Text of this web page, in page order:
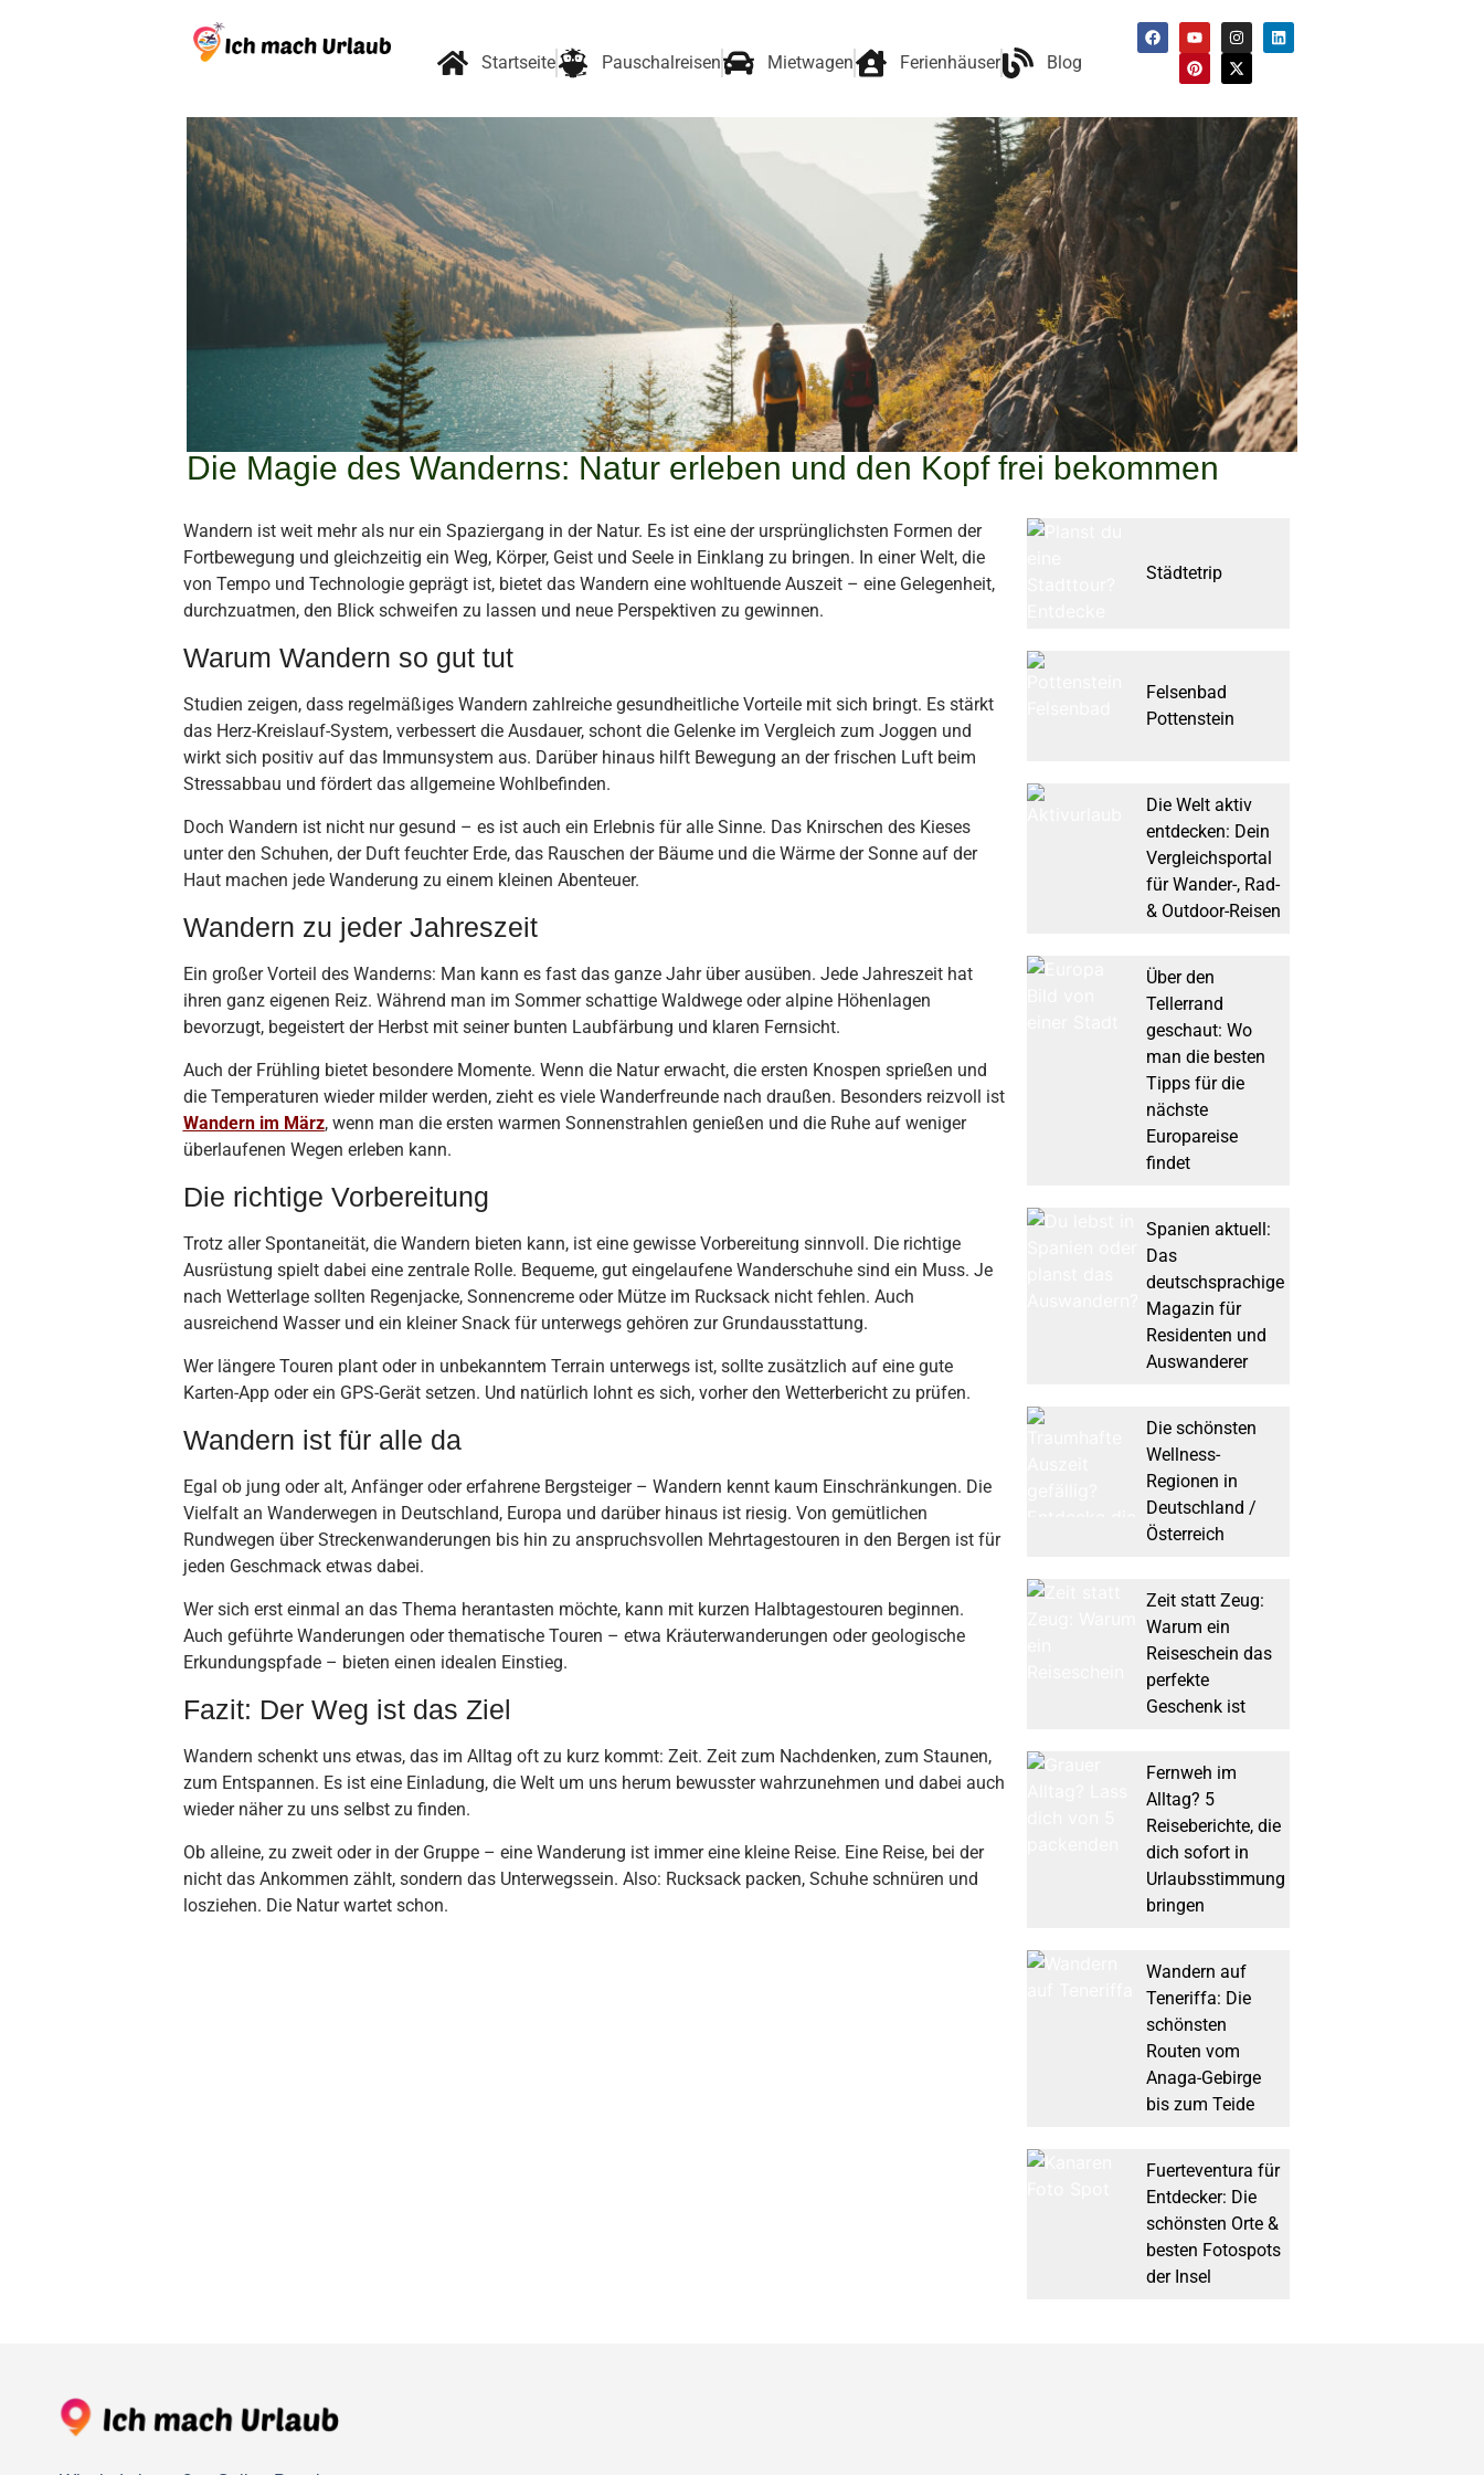
Startseite Pauschalreisen Mietwagen Ferienhäuser Blog
Die Magie des Wanderns: Natur erleben und den Kopf frei bekommen
Wandern ist weit mehr als nur ein Spaziergang in der Natur. Es ist eine der ursprünglichsten Formen der
Fortbewegung und gleichzeitig ein Weg, Körper, Geist und Seele in Einklang zu bringen. In einer Welt, die
von Tempo und Technologie geprägt ist, bietet das Wandern eine wohltuende Auszeit – eine Gelegenheit,
durchzuatmen, den Blick schweifen zu lassen und neue Perspektiven zu gewinnen.
Warum Wandern so gut tut
Studien zeigen, dass regelmäßiges Wandern zahlreiche gesundheitliche Vorteile mit sich bringt. Es stärkt
das Herz-Kreislauf-System, verbessert die Ausdauer, schont die Gelenke im Vergleich zum Joggen und
wirkt sich positiv auf das Immunsystem aus. Darüber hinaus hilft Bewegung an der frischen Luft beim
Stressabbau und fördert das allgemeine Wohlbefinden.
Doch Wandern ist nicht nur gesund – es ist auch ein Erlebnis für alle Sinne. Das Knirschen des Kieses
unter den Schuhen, der Duft feuchter Erde, das Rauschen der Bäume und die Wärme der Sonne auf der
Haut machen jede Wanderung zu einem kleinen Abenteuer.
Wandern zu jeder Jahreszeit
Ein großer Vorteil des Wanderns: Man kann es fast das ganze Jahr über ausüben. Jede Jahreszeit hat
ihren ganz eigenen Reiz. Während man im Sommer schattige Waldwege oder alpine Höhenlagen
bevorzugt, begeistert der Herbst mit seiner bunten Laubfärbung und klaren Fernsicht.
Auch der Frühling bietet besondere Momente. Wenn die Natur erwacht, die ersten Knospen sprießen und
die Temperaturen wieder milder werden, zieht es viele Wanderfreunde nach draußen. Besonders reizvoll ist
Wandern im März, wenn man die ersten warmen Sonnenstrahlen genießen und die Ruhe auf weniger
überlaufenen Wegen erleben kann.
Die richtige Vorbereitung
Trotz aller Spontaneität, die Wandern bieten kann, ist eine gewisse Vorbereitung sinnvoll. Die richtige
Ausrüstung spielt dabei eine zentrale Rolle. Bequeme, gut eingelaufene Wanderschuhe sind ein Muss. Je
nach Wetterlage sollten Regenjacke, Sonnencreme oder Mütze im Rucksack nicht fehlen. Auch
ausreichend Wasser und ein kleiner Snack für unterwegs gehören zur Grundausstattung.
Wer längere Touren plant oder in unbekanntem Terrain unterwegs ist, sollte zusätzlich auf eine gute
Karten-App oder ein GPS-Gerät setzen. Und natürlich lohnt es sich, vorher den Wetterbericht zu prüfen.
Wandern ist für alle da
Egal ob jung oder alt, Anfänger oder erfahrene Bergsteiger – Wandern kennt kaum Einschränkungen. Die
Vielfalt an Wanderwegen in Deutschland, Europa und darüber hinaus ist riesig. Von gemütlichen
Rundwegen über Streckenwanderungen bis hin zu anspruchsvollen Mehrtagestouren in den Bergen ist für
jeden Geschmack etwas dabei.
Wer sich erst einmal an das Thema herantasten möchte, kann mit kurzen Halbtagestouren beginnen.
Auch geführte Wanderungen oder thematische Touren – etwa Kräuterwanderungen oder geologische
Erkundungspfade – bieten einen idealen Einstieg.
Fazit: Der Weg ist das Ziel
Wandern schenkt uns etwas, das im Alltag oft zu kurz kommt: Zeit. Zeit zum Nachdenken, zum Staunen,
zum Entspannen. Es ist eine Einladung, die Welt um uns herum bewusster wahrzunehmen und dabei auch
wieder näher zu uns selbst zu finden.
Ob alleine, zu zweit oder in der Gruppe – eine Wanderung ist immer eine kleine Reise. Eine Reise, bei der
nicht das Ankommen zählt, sondern das Unterwegssein. Also: Rucksack packen, Schuhe schnüren und
losziehen. Die Natur wartet schon.
Städtetrip
Felsenbad
Pottenstein
Die Welt aktiv
entdecken: Dein
Vergleichsportal
für Wander-, Rad-
& Outdoor-Reisen
Über den
Tellerrand
geschaut: Wo
man die besten
Tipps für die
nächste
Europareise
findet
Spanien aktuell:
Das
deutschsprachige
Magazin für
Residenten und
Auswanderer
Die schönsten
Wellness-
Regionen in
Deutschland /
Österreich
Zeit statt Zeug:
Warum ein
Reiseschein das
perfekte
Geschenk ist
Fernweh im
Alltag? 5
Reiseberichte, die
dich sofort in
Urlaubsstimmung
bringen
Wandern auf
Teneriffa: Die
schönsten
Routen vom
Anaga-Gebirge
bis zum Teide
Fuerteventura für
Entdecker: Die
schönsten Orte &
besten Fotospots
der Insel